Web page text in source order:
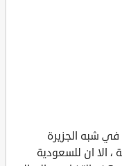
في شبه الجزيرة
، الا ان للسعودية